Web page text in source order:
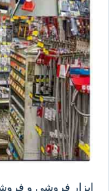
ابزار فروشی و